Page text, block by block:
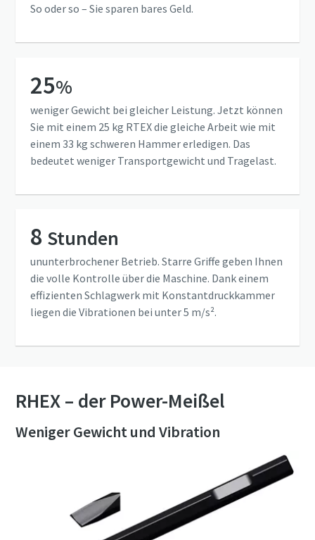
So oder so – Sie sparen bares Geld.
25%
weniger Gewicht bei gleicher Leistung. Jetzt können
Sie mit einem 25 kg RTEX die gleiche Arbeit wie mit
einem 33 kg schweren Hammer erledigen. Das
bedeutet weniger Transportgewicht und Tragelast.
8 Stunden
ununterbrochener Betrieb. Starre Griffe geben Ihnen
die volle Kontrolle über die Maschine. Dank einem
effizienten Schlagwerk mit Konstantdruckkammer
liegen die Vibrationen bei unter 5 m/s².
RHEX – der Power-Meißel
Weniger Gewicht und Vibration